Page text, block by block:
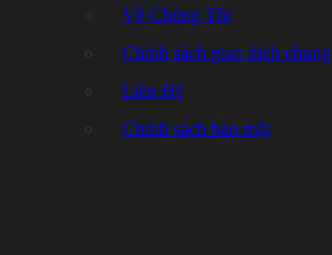
Về Chúng Tôi
Chính sách giao dịch chung
Liên Hệ
Chính sách bảo mật